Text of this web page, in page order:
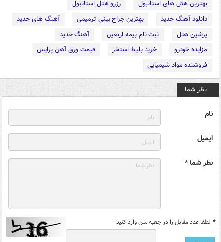
بهترین هتل های استانبول
رزرو هتل استانبول
دانلود آهنگ جدید
بهترین جراح بینی ترمیمی
آهنگ های جدید
پرشین هتل
ثبت نام بیمه اربعین
آهنگ جدید
مزایده خودرو
خرید بلیط استخر
قیمت ورق آهن پرایس
فروشنده مواد شیمیایی
نظر شما
نام
ایمیل
نظر شما *
* لطفا عدد مقابل را در جعبه متن وارد کنید